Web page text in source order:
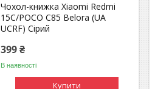
Чохол-книжка Xiaomi Redmi
15C/POCO C85 Belora (UA
UCRF) Сірий
399 ₴
В наявності
Купити